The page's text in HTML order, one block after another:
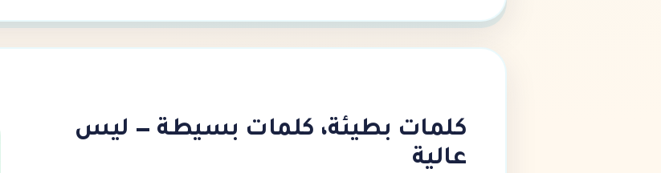
كلمات بطيئة، كلمات بسيطة — ليس
عالية